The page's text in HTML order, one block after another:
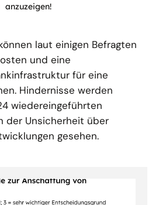
anzuzeigen!
laut einigen Befragten
und eine
für eine
Hindernisse werden
wiedereingeführten
der Unsicherheit über
gesehen.